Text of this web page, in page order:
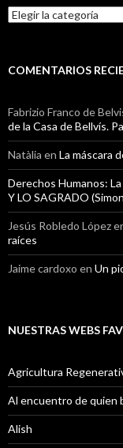
Categorías
COMENTARIOS
Fabrizio Franco de
de la Casa de Bellvís.
Natàlia en La máscara
Derechos Humanos:
Y LO SAGRADO
Jesús Robledo López
raíces
Jaime cardoxo en Un
NUESTRAS WEBS
Agricultura
Al encuentro de quien
Alish